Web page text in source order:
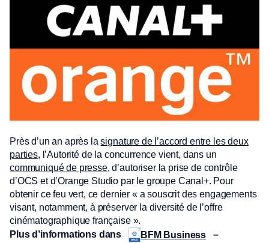
Près d’un an après lasignature de l’accord entre les deux
parties, l’Autorité de la concurrence vient, dans un
communiqué de presse, d’autoriser la prise de contrôle
d’OCS et d’Orange Studio par le groupe Canal+. Pour
obtenir ce feu vert, ce dernier « a souscrit des engagements
visant, notamment, à préserver la diversité de l’offre
cinématographique française ».
Plus d’informations dans
BFM Business
–